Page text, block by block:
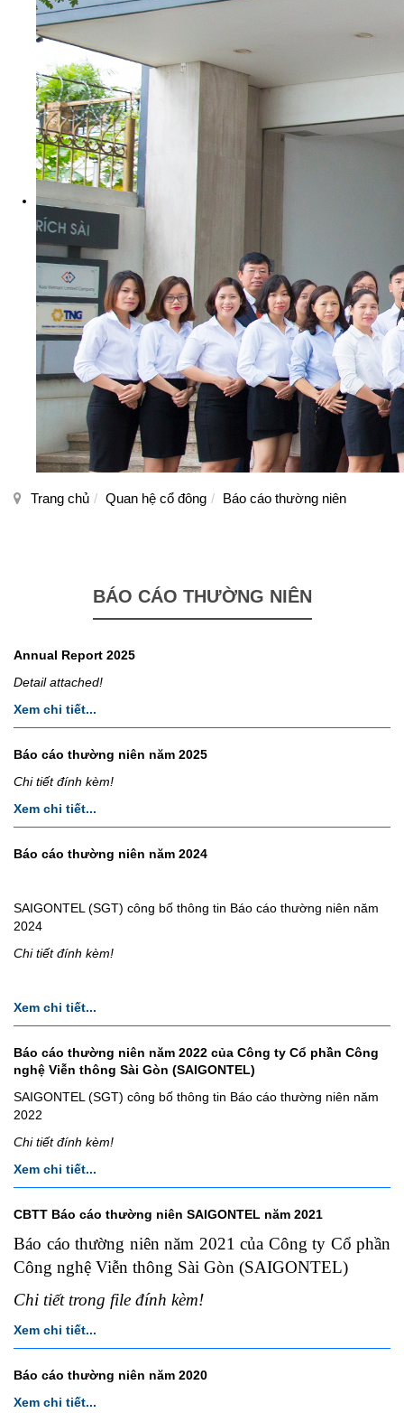
Trang chủ Quan hệ cổ đông Báo cáo thường niên
BÁO CÁO THƯỜNG NIÊN
Annual Report 2025
Detail attached!
Xem chi tiết...
Báo cáo thường niên năm 2025
Chi tiết đính kèm!
Xem chi tiết...
Báo cáo thường niên năm 2024
SAIGONTEL (SGT) công bố thông tin Báo cáo thường niên năm
2024
Chi tiết đính kèm!
Xem chi tiết...
Báo cáo thường niên năm 2022 của Công ty Cổ phần Công
nghệ Viễn thông Sài Gòn (SAIGONTEL)
SAIGONTEL (SGT) công bố thông tin Báo cáo thường niên năm
2022
Chi tiết đính kèm!
Xem chi tiết...
CBTT Báo cáo thường niên SAIGONTEL năm 2021
Báo cáo thường niên năm 2021 của Công ty Cổ phần
Công nghệ Viễn thông Sài Gòn (SAIGONTEL)
Chi tiết trong file đính kèm!
Xem chi tiết...
Báo cáo thường niên năm 2020
Xem chi tiết...